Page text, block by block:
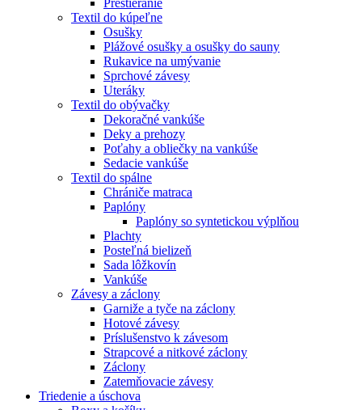
Textil do kúpeľne
Osušky
Plážové osušky a osušky do sauny
Rukavice na umývanie
Sprchové závesy
Uteráky
Textil do obývačky
Dekoračné vankúše
Deky a prehozy
Poťahy a obliečky na vankúše
Sedacie vankúše
Textil do spálne
Chrániče matraca
Paplóny
Paplóny so syntetickou výplňou
Plachty
Posteľná bielizeň
Sada lôžkovín
Vankúše
Závesy a záclony
Garniže a tyče na záclony
Hotové závesy
Príslušenstvo k závesom
Strapcové a nitkové záclony
Záclony
Zatemňovacie závesy
Triedenie a úschova